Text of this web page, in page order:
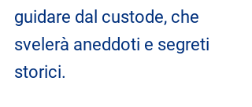
guidare dal custode, che
svelerà aneddoti e segreti
storici.